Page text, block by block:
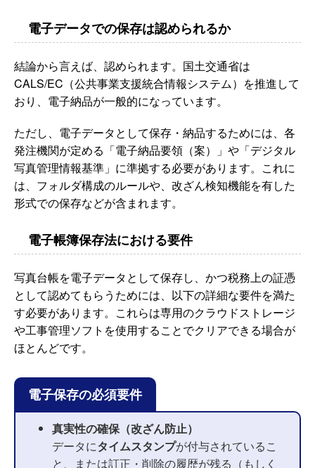
電子データでの保存は認められるか
結論から言えば、認められます。国土交通省は
CALS/EC（公共事業支援統合情報システム）を推進して
おり、電子納品が一般的になっています。
ただし、電子データとして保存・納品するためには、各
発注機関が定める「電子納品要領（案）」や「デジタル
写真管理情報基準」に準拠する必要があります。これに
は、フォルダ構成のルールや、改ざん検知機能を有した
形式での保存などが含まれます。
電子帳簿保存法における要件
写真台帳を電子データとして保存し、かつ税務上の証憑
として認めてもらうためには、以下の詳細な要件を満た
す必要があります。これらは専用のクラウドストレージ
や工事管理ソフトを使用することでクリアできる場合が
ほとんどです。
電子保存の必須要件
真実性の確保（改ざん防止）
データにタイムスタンプが付与されているこ
と、または訂正・削除の履歴が残る（もしく